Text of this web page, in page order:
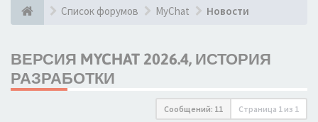
Список форумов MyChat Новости
ВЕРСИЯ MYCHAT 2026.4, ИСТОРИЯ
РАЗРАБОТКИ
Сообщений: 11 Страница 1 из 1